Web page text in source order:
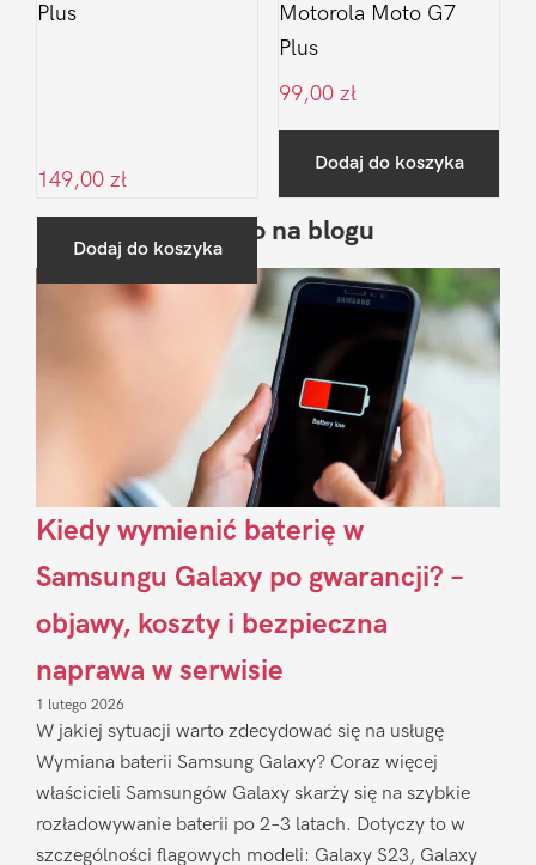
Plus
149,00 zł
Dodaj do koszyka
Motorola Moto G7
Plus
99,00 zł
Dodaj do koszyka
Pierwszy
Sidebar
Ostatnio na blogu
Kiedy wymienić baterię w
Samsungu Galaxy po gwarancji? –
objawy, koszty i bezpieczna
naprawa w serwisie
1 lutego 2026
W jakiej sytuacji warto zdecydować się na usługę
Wymiana baterii Samsung Galaxy? Coraz więcej
właścicieli Samsungów Galaxy skarży się na szybkie
rozładowywanie baterii po 2–3 latach. Dotyczy to w
szczególności flagowych modeli: Galaxy S23, Galaxy